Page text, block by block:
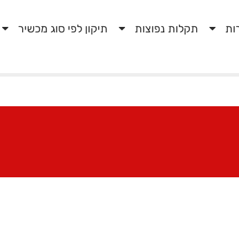
תקלות נפוצות תיקון לפי סוג מכשיר